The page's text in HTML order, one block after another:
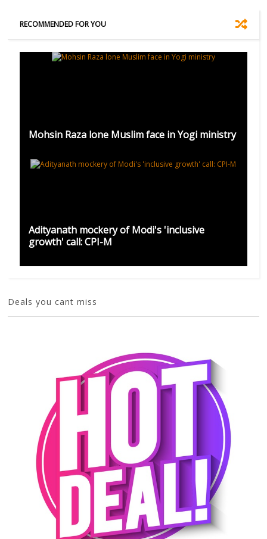
RECOMMENDED FOR YOU
Mohsin Raza lone Muslim face in Yogi ministry
Adityanath mockery of Modi's 'inclusive
growth' call: CPI-M
Deals you cant miss